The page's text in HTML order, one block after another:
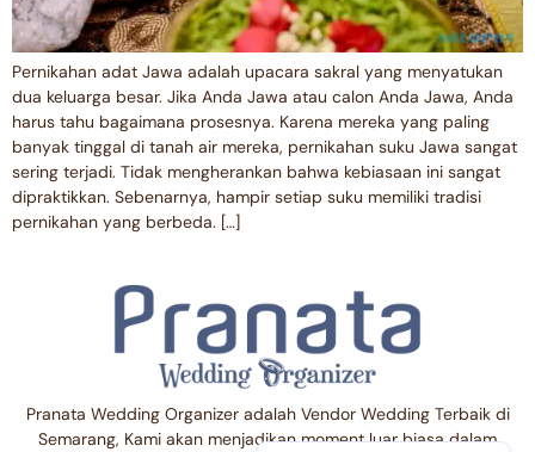
Pernikahan adat Jawa adalah upacara sakral yang menyatukan
dua keluarga besar. Jika Anda Jawa atau calon Anda Jawa, Anda
harus tahu bagaimana prosesnya. Karena mereka yang paling
banyak tinggal di tanah air mereka, pernikahan suku Jawa sangat
sering terjadi. Tidak mengherankan bahwa kebiasaan ini sangat
dipraktikkan. Sebenarnya, hampir setiap suku memiliki tradisi
pernikahan yang berbeda. […]
Pranata Wedding Organizer adalah Vendor Wedding Terbaik di
Semarang, Kami akan menjadikan moment luar biasa dalam